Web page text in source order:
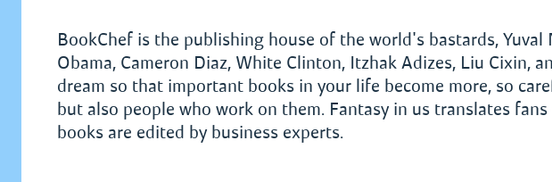
BookChef is the publishing house of the world's bastards, Yuval
Obama, Cameron Diaz, White Clinton, Itzhak Adizes, Liu Cixin,
dream so that important books in your life become more, so
but also people who work on them. Fantasy in us translates
books are edited by business experts.